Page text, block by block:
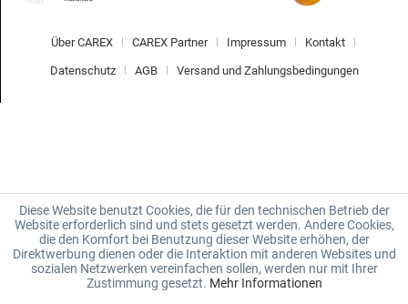
Über CAREX CAREX Partner Impressum Kontakt
Datenschutz AGB Versand und Zahlungsbedingungen
Diese Website benutzt Cookies, die für den technischen Betrieb der
Website erforderlich sind und stets gesetzt werden. Andere Cookies,
die den Komfort bei Benutzung dieser Website erhöhen, der
Direktwerbung dienen oder die Interaktion mit anderen Websites und
sozialen Netzwerken vereinfachen sollen, werden nur mit Ihrer
Zustimmung gesetzt. Mehr Informationen